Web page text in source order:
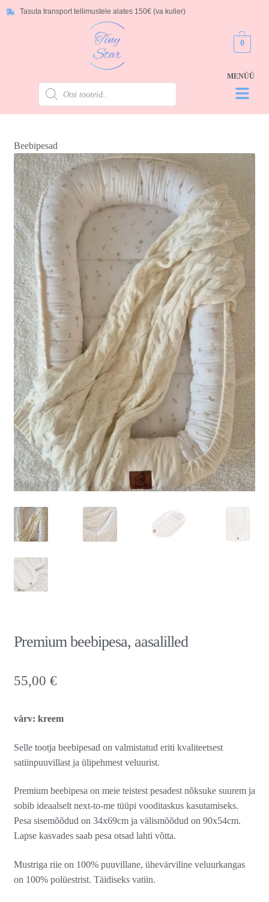
Tasuta transport tellimustele alates 150€ (va kuller)
0
Beebipesad
Premium beebipesa, aasalilled
55,00 €
värv: kreem
Selle tootja beebipesad on valmistatud eriti kvaliteetsest
satiinpuuvillast ja ülipehmest veluurist.
Premium beebipesa on meie teistest pesadest nõksuke suurem ja
sobib ideaalselt next-to-me tüüpi vooditaskus kasutamiseks.
Pesa sisemõõdud on 34x69cm ja välismõõdud on 90x54cm.
Lapse kasvades saab pesa otsad lahti võtta.
Mustriga riie on 100% puuvillane, ühevärviline veluurkangas
on 100% polüestrist. Täidiseks vatiin.